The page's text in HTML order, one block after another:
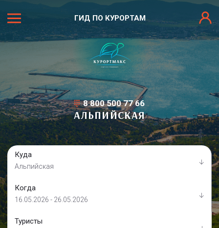
ГИД ПО КУРОРТАМ
8 800 500 77 66
АЛЬПИЙСКАЯ
Куда
Альпийская
Когда
16.05.2026 - 26.05.2026
Туристы